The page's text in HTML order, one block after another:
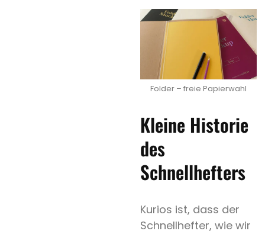
Hochzeit
Save
the
Date
Spezialpapier
Weißdruck
Heissfolie
Expertentipp
Folder – freie Papierwahl
Kleine Historie
des
Schnellhefters
Kurios ist, dass der
Schnellhefter, wie wir